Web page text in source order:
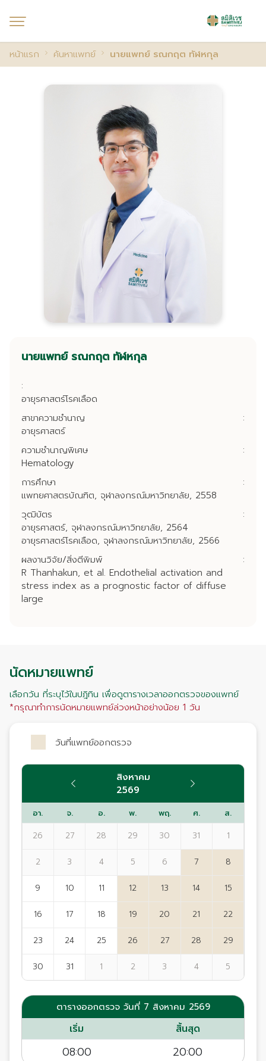
หน้าแรก ค้นหาแพทย์ นายแพทย์ รณกฤต ทัฬหกุล
นายแพทย์ รณกฤต ทัฬหกุล
:
อายุรศาสตร์โรคเลือด
สาขาความชำนาญ
:
อายุรศาสตร์
ความชำนาญพิเศษ
:
Hematology
การศึกษา
:
แพทยศาสตรบัณฑิต, จุฬาลงกรณ์มหาวิทยาลัย, 2558
วุฒิบัตร
:
อายุรศาสตร์, จุฬาลงกรณ์มหาวิทยาลัย, 2564
อายุรศาสตร์โรคเลือด, จุฬาลงกรณ์มหาวิทยาลัย, 2566
ผลงานวิจัย/สิ่งตีพิมพ์
:
R Thanhakun, et al. Endothelial activation and
stress index as a prognostic factor of diffuse
large
นัดหมายแพทย์
เลือกวัน ที่ระบุไว้ในปฎิทิน เพื่อดูตารางเวลาออกตรวจของแพทย์
*กรุณาทำการนัดหมายแพทย์ล่วงหน้าอย่างน้อย 1 วัน
วันที่แพทย์ออกตรวจ
สิงหาคม
2569
อา. จ. อ. พ. พฤ. ศ. ส.
26 27 28 29 30 31 1
2 3 4 5 6 7 8
9 10 11 12 13 14 15
16 17 18 19 20 21 22
23 24 25 26 27 28 29
30 31 1 2 3 4 5
ตารางออกตรวจ วันที่ 7 สิงหาคม 2569
เริ่ม สิ้นสุด
08:00 20:00